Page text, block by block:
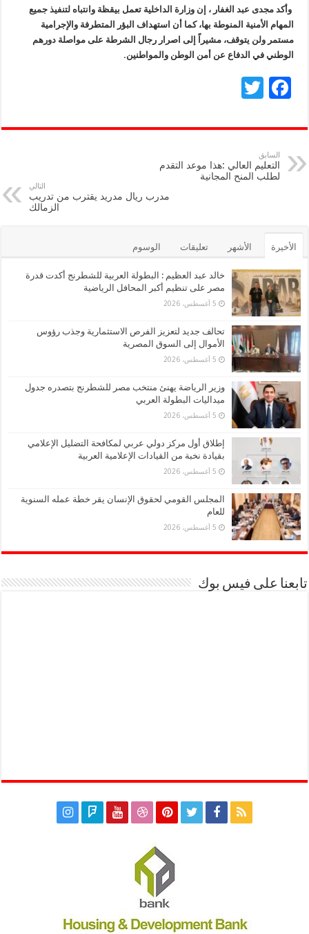
وأكد مجدى عبد الغفار ، إن وزارة الداخلية تعمل بيقظة وانتباه لتنفيذ جميع
المهام الأمنية المنوطة بها، كما أن استهداف البؤر المتطرفة والإجرامية
مستمر ولن يتوقف، مشيراً إلى اصرار رجال الشرطة على مواصلة دورهم
الوطني في الدفاع عن أمن الوطن والمواطنين.
F
e
b
o
tt
السابق
التعليم العالي :هذا موعد التقدم
لطلب المنح المجانية
التالي
مدرب ريال مدريد يقترب من تدريب
الزمالك
الأخيرة الأشهر تعليقات الوسوم
خالد عبد العظيم : البطولة العربية للشطرنج أكدت قدرة
مصر على تنظيم أكبر المحافل الرياضية
5 أغسطس، 2026
تحالف جديد لتعزيز الفرص الاستثمارية وجذب رؤوس
الأموال إلى السوق المصرية
5 أغسطس، 2026
وزير الرياضة يهنئ منتخب مصر للشطرنج بتصدره جدول
ميداليات البطولة العربي
5 أغسطس، 2026
إطلاق أول مركز دولي عربي لمكافحة التضليل الإعلامي
بقيادة نخبة من القيادات الإعلامية العربية
5 أغسطس، 2026
المجلس القومي لحقوق الإنسان يقر خطة عمله السنوية
للعام
5 أغسطس، 2026
تابعنا على فيس بوك